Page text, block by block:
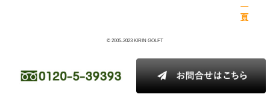
頁
© 2005-2023 KIRIN GOLFT